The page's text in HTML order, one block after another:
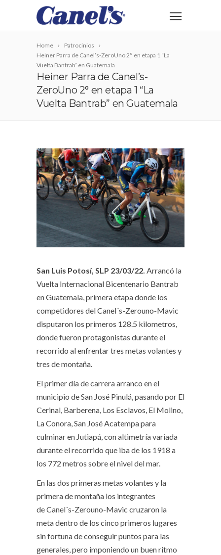
Home
Patrocinios
Heiner Parra de Canel’s-ZeroUno 2° en etapa 1 “La
Vuelta Bantrab” en Guatemala
Heiner Parra de Canel’s-
ZeroUno 2° en etapa 1 “La
Vuelta Bantrab” en Guatemala
San Luis Potosí, SLP 23/03/22. Arrancó la
Vuelta Internacional Bicentenario Bantrab
en Guatemala, primera etapa donde los
competidores del Canel´s-Zerouno-Mavic
disputaron los primeros 128.5 kilometros,
donde fueron protagonistas durante el
recorrido al enfrentar tres metas volantes y
tres de montaña.
El primer día de carrera arranco en el
municipio de San José Pinulá, pasando por El
Cerinal, Barberena, Los Esclavos, El Molino,
La Conora, San José Acatempa para
culminar en Jutiapá, con altimetría variada
durante el recorrido que iba de los 1918 a
los 772 metros sobre el nivel del mar.
En las dos primeras metas volantes y la
primera de montaña los integrantes
de Canel´s-Zerouno-Mavic cruzaron la
meta dentro de los cinco primeros lugares
sin fortuna de conseguir puntos para las
generales, pero imponiendo un buen ritmo